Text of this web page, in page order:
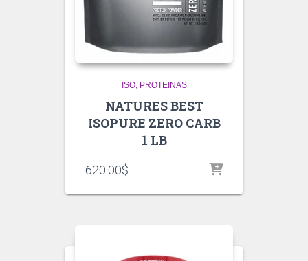
ISO PROTEINAS
NATURES BEST
ISOPURE ZERO CARB
1 LB
620.00$